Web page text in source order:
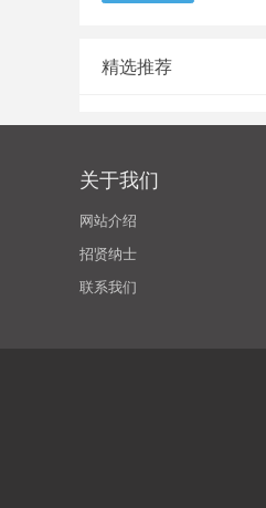
精选推荐
关于我们
网站介绍
招贤纳士
联系我们